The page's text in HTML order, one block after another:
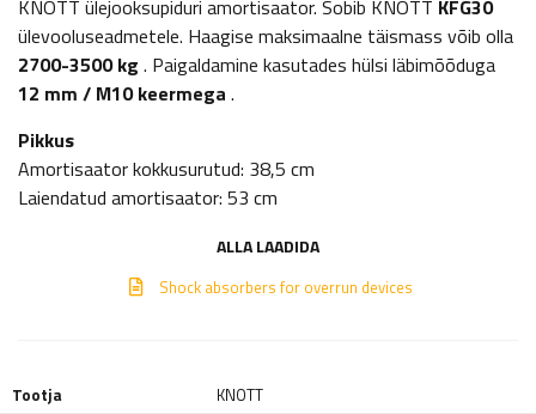
KNOTT ülejooksupiduri amortisaator. Sobib KNOTT KFG30
ülevooluseadmetele. Haagise maksimaalne täismass võib olla
2700-3500 kg . Paigaldamine kasutades hülsi läbimõõduga
12 mm / M10 keermega .
Pikkus
Amortisaator kokkusurutud: 38,5 cm
Laiendatud amortisaator: 53 cm
ALLA LAADIDA
Shock absorbers for overrun devices
Tootja
KNOTT